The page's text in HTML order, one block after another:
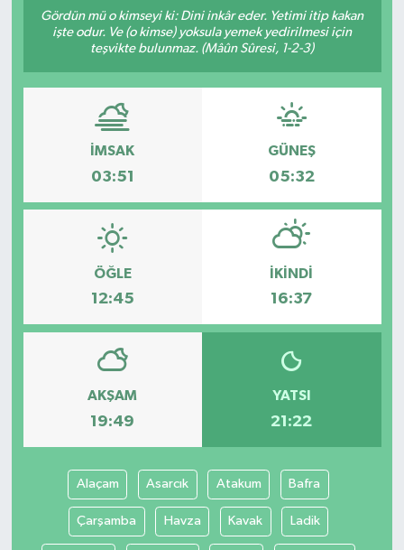
Gördün mü o kimseyi ki: Dini inkâr eder. Yetimi itip kakan
işte odur. Ve (o kimse) yoksula yemek yedirilmesi için
teşvikte bulunmaz. (Mâûn Sûresi, 1-2-3)
İMSAK
03:51
GÜNEŞ
05:32
ÖĞLE
12:45
İKINDI
16:37
AKŞAM
19:49
YATSI
21:22
Alaçam Asarcık Atakum Bafra
Çarşamba Havza Kavak Ladik
Manşet Haberi